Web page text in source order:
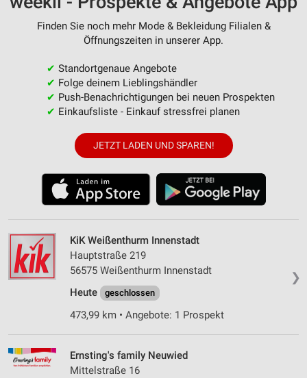
Finden Sie noch mehr Mode & Bekleidung Filialen &
Öffnungszeiten in unserer App.
✔ Standortgenaue Angebote
✔ Folge deinem Lieblingshändler
✔ Push-Benachrichtigungen bei neuen Prospekten
✔ Einkaufsliste - Einkauf stressfrei planen
JETZT LADEN UND SPAREN!
❯
KiK Weißenthurm Innenstadt
Hauptstraße 219
56575 Weißenthurm Innenstadt
Heute
geschlossen
473,99 km • Angebote: 1 Prospekt
Ernsting's family Neuwied
Mittelstraße 16